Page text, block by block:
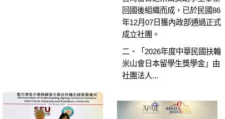
回國後組織而成，已於民國86
年12月07日獲內政部通過正式
成立社團。
二、「2026年度中華民國扶輪
米山會日本留學生獎學金」由
社團法人...